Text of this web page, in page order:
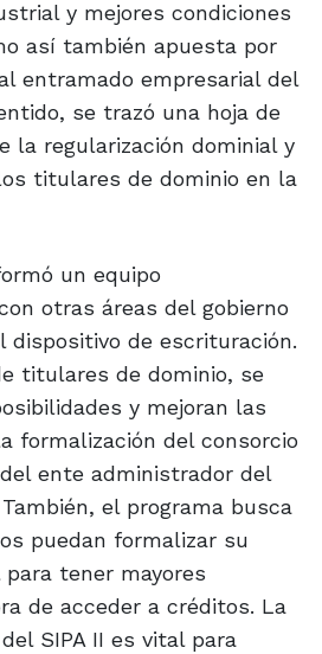
y mejores condiciones
así también apuesta por
entramado empresarial del
se trazó una hoja de
la regularización dominial y
titulares de dominio en la
un equipo
otras áreas del gobierno
dispositivo de escrituración.
titulares de dominio, se
y mejoran las
formalización del consorcio
ente administrador del
el programa busca
puedan formalizar su
tener mayores
de acceder a créditos. La
SIPA II es vital para